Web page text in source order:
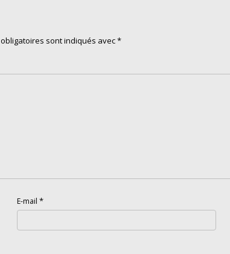
sont indiqués avec*
E-mail *